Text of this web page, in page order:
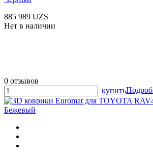
885 989 UZS
Нет в наличии
0 отзывов
купить